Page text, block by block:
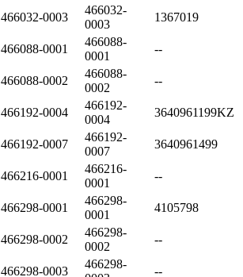
466032-0003
466032-
0003
1367019
466088-0001
466088-
0001
--
466088-0002
466088-
0002
--
466192-0004
466192-
0004
3640961199KZ
466192-0007
466192-
0007
3640961499
466216-0001
466216-
0001
--
466298-0001
466298-
0001
4105798
466298-0002
466298-
0002
--
466298-0003
466298-
--